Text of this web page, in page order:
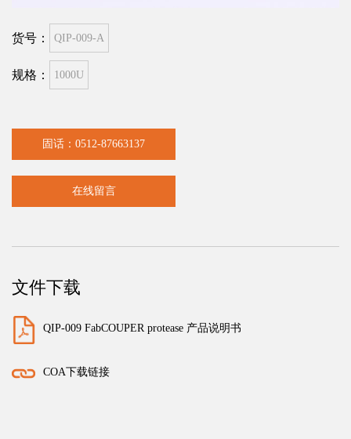
货号： QIP-009-A
规格： 1000U
固话：0512-87663137
在线留言
文件下载
QIP-009 FabCOUPER protease 产品说明书
COA下载链接